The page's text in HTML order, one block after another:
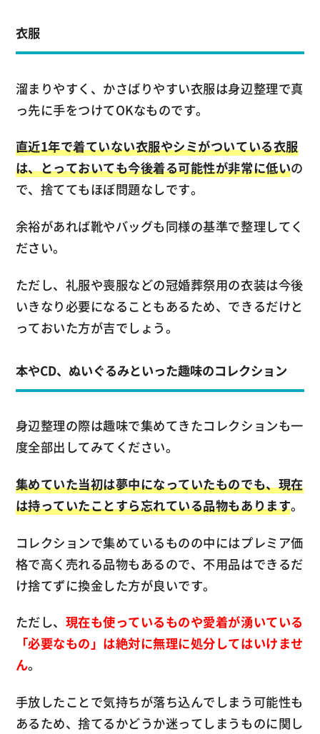
衣服
溜まりやすく、かさばりやすい衣服は身辺整理で真
っ先に手をつけてOKなものです。
直近1年で着ていない衣服やシミがついている衣服
は、とっておいても今後着る可能性が非常に低いの
で、捨ててもほぼ問題なしです。
余裕があれば靴やバッグも同様の基準で整理してく
ださい。
ただし、礼服や喪服などの冠婚葬祭用の衣装は今後
いきなり必要になることもあるため、できるだけと
っておいた方が吉でしょう。
本やCD、ぬいぐるみといった趣味のコレクション
身辺整理の際は趣味で集めてきたコレクションも一
度全部出してみてください。
集めていた当初は夢中になっていたものでも、現在
は持っていたことすら忘れている品物もあります。
コレクションで集めているものの中にはプレミア価
格で高く売れる品物もあるので、不用品はできるだ
け捨てずに換金した方が良いです。
ただし、 現在も使っているものや愛着が湧いている
「必要なもの」は絶対に無理に処分してはいけませ
ん。
手放したことで気持ちが落ち込んでしまう可能性も
あるため、捨てるかどうか迷ってしまうものに関し